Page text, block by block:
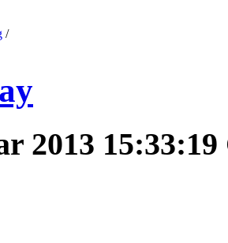
/
2013